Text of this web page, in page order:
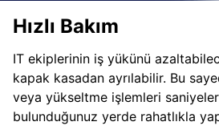
Hızlı Bakım
IT ekiplerinin iş yükünü
kapak kasadan ayrılabilir. Bu
veya yükseltme işlemleri
bulunduğunuz yerde rahatlıkla